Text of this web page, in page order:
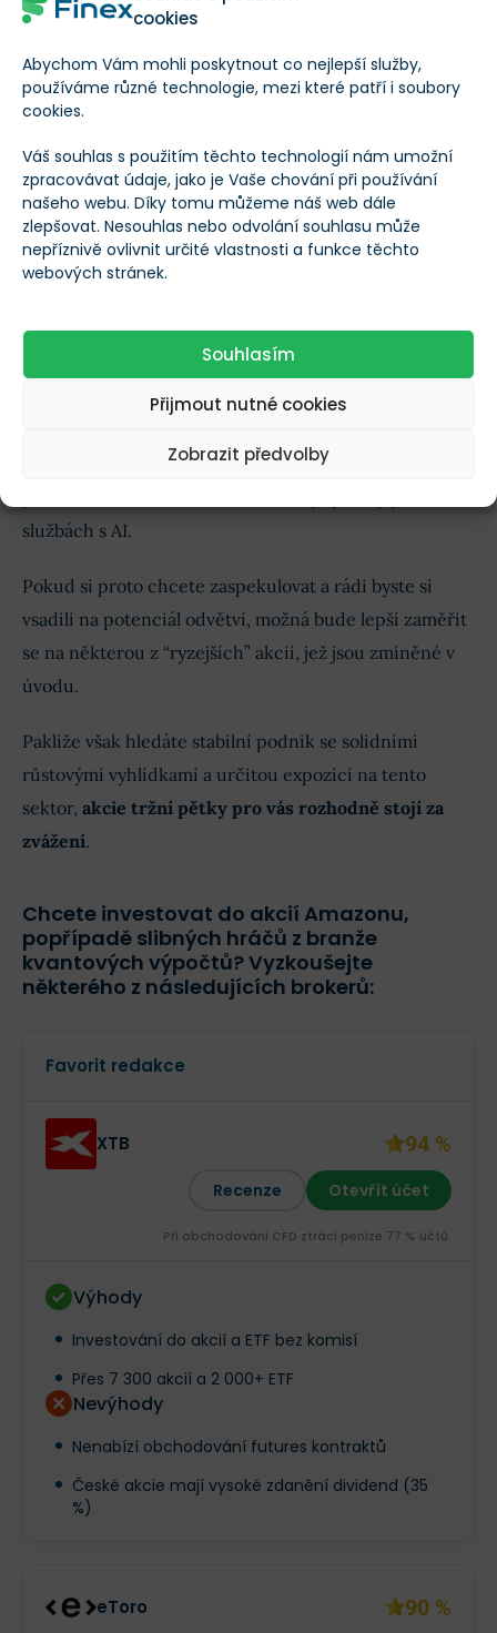
cookies
Abychom Vám mohli poskytnout co nejlepší služby,
používáme různé technologie, mezi které patří i soubory
cookies.
Váš souhlas s použitím těchto technologií nám umožní
zpracovávat údaje, jako je Vaše chování při používání
našeho webu. Díky tomu můžeme náš web dále
zlepšovat. Nesouhlas nebo odvolání souhlasu může
nepříznivě ovlivnit určité vlastnosti a funkce těchto
webových stránek.
Souhlasím
Přijmout nutné cookies
Zobrazit předvolby
Za zmínku však stojí, že legendární investor v
zásadě vlastní podíl v jedné z ryze kvantových
společností, a sice IonQ.
Berkshire totiž nakoupila 10 milionů akcií
Amazonu, zatímcoAmazon samotný drží
drobnou pozici v IonQ v hodnotě cca 37 milionů
dolarů.
Na závěr se v každém případě sluší zmínit, že co se
konkurence má před Amazonem pro tuto chvíli
významný náskok.
– plně se soustředí na svou e-commerce divizi,
službách s AI.
Pokud si proto chcete zaspekulovat a rádi byste si
vsadili na potenciál odvětví, možná bude lepší zaměřit
se na některou z “ryzejších” akcií, jež jsou zmíněné v
úvodu.
Pakliže však hledáte stabilní podnik se solidními
růstovými vyhlídkami a určitou expozicí na tento
sektor, akcie tržní pětky pro vás rozhodně stojí za
zvážení.
Chcete investovat do akcií Amazonu,
popřípadě slibných hráčů z branže
kvantových výpočtů? Vyzkoušejte
některého z následujících brokerů:
Favorit redakce
XTB 94 %
Recenze Otevřít účet
Při obchodování CFD ztrácí peníze 77 % účtů.
Výhody
Investování do akcií a ETF bez komisí
Přes 7 300 akcií a 2 000+ ETF
Nevýhody
Nenabízí obchodování futures kontraktů
České akcie mají vysoké zdanění dividend (35
%)
eToro 90 %